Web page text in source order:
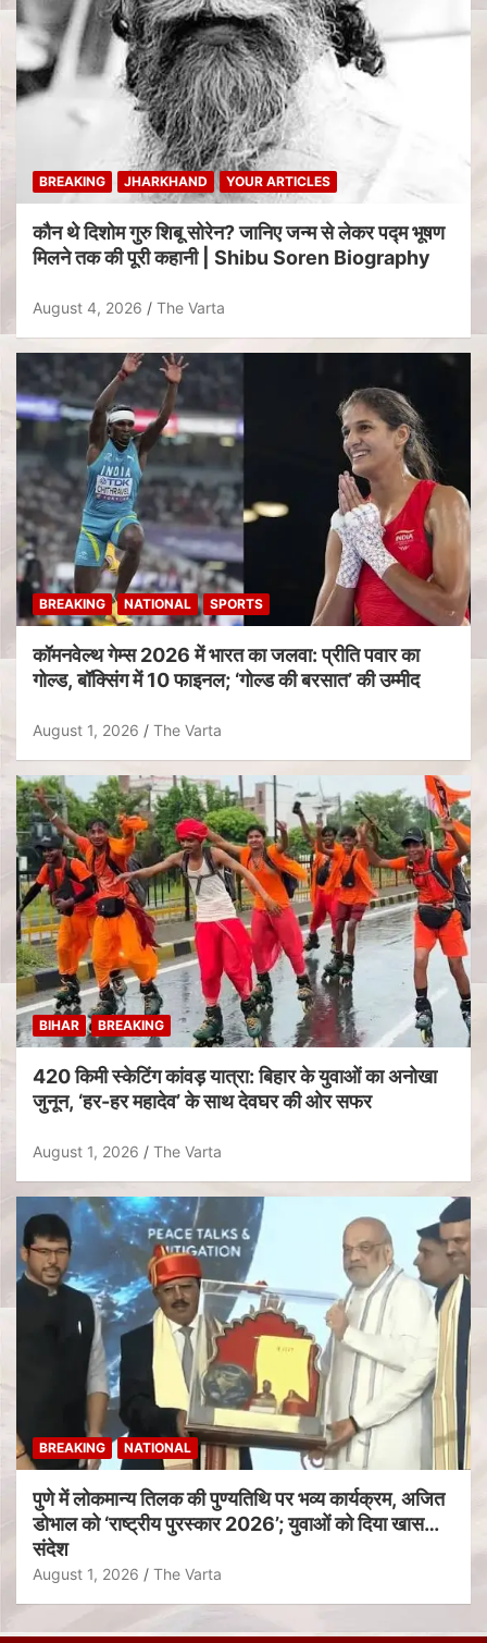
BREAKING JHARKHAND YOUR ARTICLES
कौन थे दिशोम गुरु शिबू सोरेन? जानिए जन्म से लेकर पद्म भूषण
मिलने तक की पूरी कहानी | Shibu Soren Biography
August 4, 2026 The Varta
BREAKING NATIONAL SPORTS
कॉमनवेल्थ गेम्स 2026 में भारत का जलवा: प्रीति पवार का
गोल्ड, बॉक्सिंग में 10 फाइनल; ‘गोल्ड की बरसात’ की उम्मीद
August 1, 2026 The Varta
BIHAR BREAKING
420 किमी स्केटिंग कांवड़ यात्रा: बिहार के युवाओं का अनोखा
जुनून, ‘हर-हर महादेव’ के साथ देवघर की ओर सफर
August 1, 2026 The Varta
BREAKING NATIONAL
पुणे में लोकमान्य तिलक की पुण्यतिथि पर भव्य कार्यक्रम, अजित
डोभाल को ‘राष्ट्रीय पुरस्कार 2026’; युवाओं को दिया खास
संदेश
August 1, 2026 The Varta